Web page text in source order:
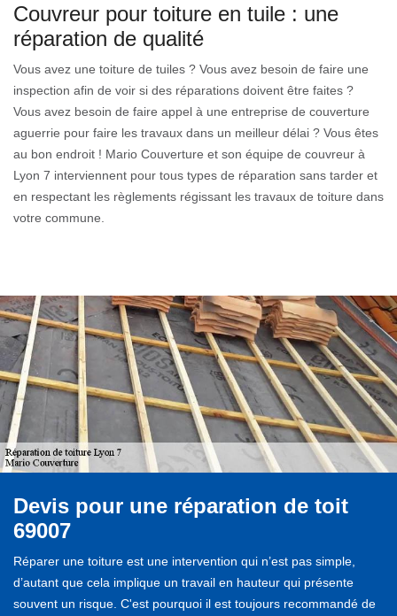
Couvreur pour toiture en tuile : une
réparation de qualité
Vous avez une toiture de tuiles ? Vous avez besoin de faire une
inspection afin de voir si des réparations doivent être faites ?
Vous avez besoin de faire appel à une entreprise de couverture
aguerrie pour faire les travaux dans un meilleur délai ? Vous êtes
au bon endroit ! Mario Couverture et son équipe de couvreur à
Lyon 7 interviennent pour tous types de réparation sans tarder et
en respectant les règlements régissant les travaux de toiture dans
votre commune.
Devis pour une réparation de toit
69007
Réparer une toiture est une intervention qui n’est pas simple,
d’autant que cela implique un travail en hauteur qui présente
souvent un risque. C'est pourquoi il est toujours recommandé de